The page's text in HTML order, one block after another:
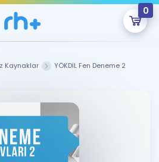
0
GİRİŞ YAP
hazırlayacak onlarca eğitim seni
bekliyor!
Kaynaklar YÖKDİL Fen Deneme 2